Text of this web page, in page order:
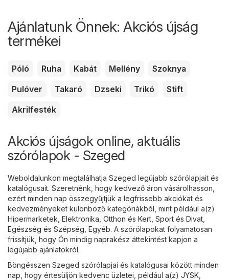
Ajánlatunk Önnek: Akciós újság
termékei
Póló Ruha Kabát Mellény
Szoknya
Pulóver
Takaró Dzseki Trikó
Stift
Akrilfesték
Akciós újságok online, aktuális
szórólapok - Szeged
Weboldalunkon megtalálhatja Szeged legújabb szórólapjait és
katalógusait. Szeretnénk, hogy kedvező áron vásárolhasson,
ezért minden nap összegyűjtjük a legfrissebb akciókat és
kedvezményeket különböző kategóriákból, mint például a(z)
Hipermarketek Elektronika Otthon és Kert Sport és Divat
Egészség és Szépség Egyéb. A szórólapokat folyamatosan
frissítjük, hogy Ön mindig naprakész áttekintést kapjon a
legújabb ajánlatokról.
Böngésszen Szeged szórólapjai és katalógusai között minden
nap, hogy értesüljön kedvenc üzletei, például a(z) JYSK